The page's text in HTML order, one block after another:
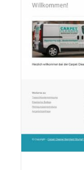
Newsletter
Kontakt